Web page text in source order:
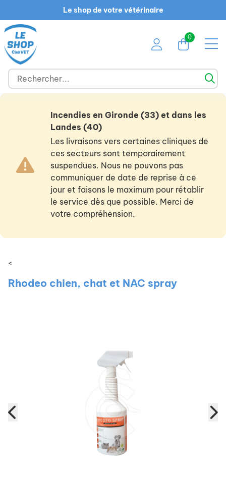
Le shop de votre vétérinaire
0
Incendies en Gironde (33) et dans les
Landes (40)
Les livraisons vers certaines cliniques de
ces secteurs sont temporairement
suspendues. Nous ne pouvons pas
communiquer de date de reprise à ce
jour et faisons le maximum pour rétablir
le service dès que possible. Merci de
votre compréhension.
<
Rhodeo chien, chat et NAC spray